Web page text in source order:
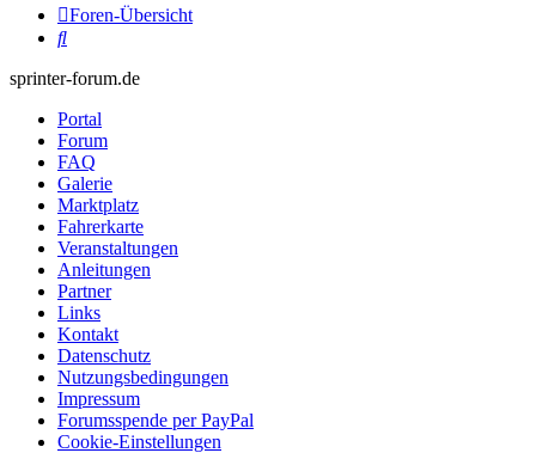
Foren-Übersicht
Suche
sprinter-forum.de
Portal
Forum
FAQ
Galerie
Marktplatz
Fahrerkarte
Veranstaltungen
Anleitungen
Partner
Links
Kontakt
Datenschutz
Nutzungsbedingungen
Impressum
Forumsspende per PayPal
Cookie-Einstellungen